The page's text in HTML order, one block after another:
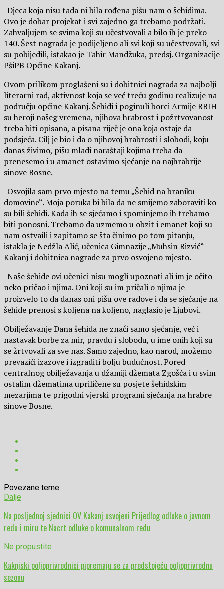
-Djeca koja nisu tada ni bila rođena pišu nam o šehidima.
Ovo je dobar projekat i svi zajedno ga trebamo podržati.
Zahvaljujem se svima koji su učestvovali a bilo ih je preko
140. Šest nagrada je podijeljeno ali svi koji su učestvovali, svi
su pobijedili, istakao je Tahir Mandžuka, predsj. Organizacije
PšiPB Općine Kakanj.
Ovom prilikom proglašeni su i dobitnici nagrada za najbolji
literarni rad, aktivnost koja se već treću godinu realizuje na
području općine Kakanj. Šehidi i poginuli borci Armije RBIH
su heroji našeg vremena, njihova hrabrost i požrtvovanost
treba biti opisana, a pisana riječ je ona koja ostaje da
podsjeća. Cilj je bio i da o njihovoj hrabrosti i slobodi, koju
danas živimo, pišu mladi naraštaji kojima treba da
prenesemo i u amanet ostavimo sjećanje na najhrabrije
sinove Bosne.
-Osvojila sam prvo mjesto na temu „Šehid na braniku
domovine“. Moja poruka bi bila da ne smijemo zaboraviti ko
su bili šehidi. Kada ih se sjećamo i spominjemo ih trebamo
biti ponosni. Trebamo da uzmemo u obzit i emanet koji su
nam ostvaili i zapitamo se šta činimo po tom pitanju,
istakla je Nedžla Alić, učenica Gimnazije „Muhsin Rizvić“
Kakanj i dobitnica nagrade za prvo osvojeno mjesto.
-Naše šehide ovi učenici nisu mogli upoznati ali im je očito
neko pričao i njima. Oni koji su im pričali o njima je
proizvelo to da danas oni pišu ove radove i da se sjećanje na
šehide prenosi s koljena na koljeno, naglasio je Ljubovi.
Obilježavanje Dana šehida ne znači samo sjećanje, već i
nastavak borbe za mir, pravdu i slobodu, u ime onih koji su
se žrtvovali za sve nas. Samo zajedno, kao narod, možemo
prevazići izazove i izgraditi bolju budućnost. Pored
centralnog obilježavanja u džamiji džemata Zgošća i u svim
ostalim džematima upriličene su posjete šehidskim
mezarjima te prigodni vjerski programi sjećanja na hrabre
sinove Bosne.
Povezane teme:
Dalje
Na posljednoj sjednici OV Kakanj usvojeni Prijedlog odluke o javnom
redu i miru te Nacrt odluke o komunalnom redu
Ne propustite
Kaknjski poljoprivrednici pipremaju se za predstojeću poljoprivrednu
sezonu